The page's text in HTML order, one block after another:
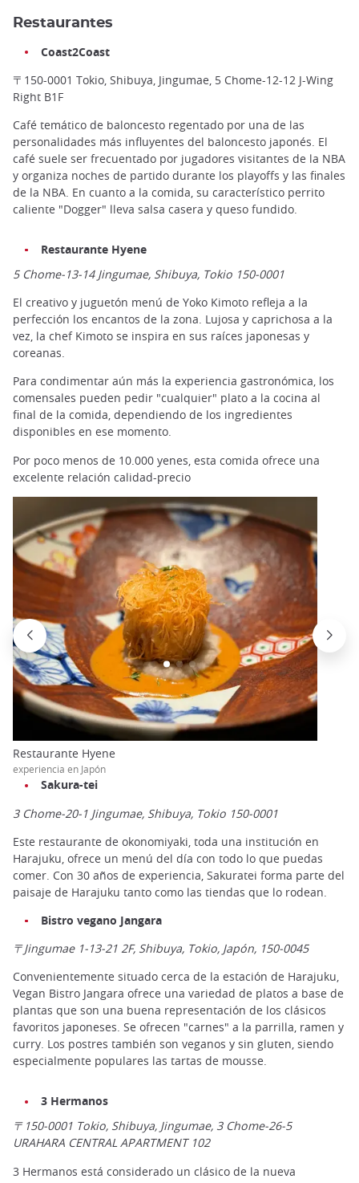
Restaurantes
Coast2Coast
〒150-0001 Tokio, Shibuya, Jingumae, 5 Chome-12-12 J-Wing
Right B1F
Café temático de baloncesto regentado por una de las
personalidades más influyentes del baloncesto japonés. El
café suele ser frecuentado por jugadores visitantes de la NBA
y organiza noches de partido durante los playoffs y las finales
de la NBA. En cuanto a la comida, su característico perrito
caliente "Dogger" lleva salsa casera y queso fundido.
Restaurante Hyene
5 Chome-13-14 Jingumae, Shibuya, Tokio 150-0001
El creativo y juguetón menú de Yoko Kimoto refleja a la
perfección los encantos de la zona. Lujosa y caprichosa a la
vez, la chef Kimoto se inspira en sus raíces japonesas y
coreanas.
Para condimentar aún más la experiencia gastronómica, los
comensales pueden pedir "cualquier" plato a la cocina al
final de la comida, dependiendo de los ingredientes
disponibles en ese momento.
Por poco menos de 10.000 yenes, esta comida ofrece una
excelente relación calidad-precio
Restaurante Hyene
experiencia en Japón
Sakura-tei
3 Chome-20-1 Jingumae, Shibuya, Tokio 150-0001
Este restaurante de okonomiyaki, toda una institución en
Harajuku, ofrece un menú del día con todo lo que puedas
comer. Con 30 años de experiencia, Sakuratei forma parte del
paisaje de Harajuku tanto como las tiendas que lo rodean.
Bistro vegano Jangara
〒Jingumae 1-13-21 2F, Shibuya, Tokio, Japón, 150-0045
Convenientemente situado cerca de la estación de Harajuku,
Vegan Bistro Jangara ofrece una variedad de platos a base de
plantas que son una buena representación de los clásicos
favoritos japoneses. Se ofrecen "carnes" a la parrilla, ramen y
curry. Los postres también son veganos y sin gluten, siendo
especialmente populares las tartas de mousse.
3 Hermanos
〒150-0001 Tokio, Shibuya, Jingumae, 3 Chome-26-5
URAHARA CENTRAL APARTMENT 102
3 Hermanos está considerado un clásico de la nueva